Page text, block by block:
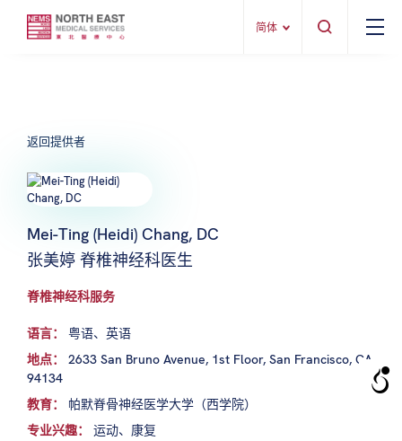
简体
返回提供者
Mei-Ting (Heidi) Chang, DC
张美婷 脊椎神经科医生
脊椎神经科服务
语言： 粤语、英语
地点：
2633 San Bruno Avenue, 1st Floor, San Francisco, CA
94134
教育：
帕默脊骨神经医学大学（西学院）
专业兴趣：
运动、康复